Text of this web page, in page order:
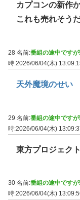
カプコンの新作
これも売れそう
28 名前:番組の途中です
時:2026/06/04(木)
天外魔境のせい
29 名前:番組の途中です
時:2026/06/04(木)
東方プロジェクト
30 名前:番組の途中です
時:2026/06/04(木)